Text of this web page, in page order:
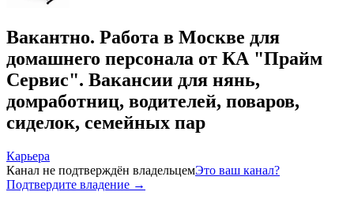
Вакантно. Работа в Москве для
домашнего персонала от КА "Прайм
Сервис". Вакансии для нянь,
домработниц, водителей, поваров,
сиделок, семейных пар
Карьера
Канал не подтверждён владельцемЭто ваш канал?
Подтвердите владение →